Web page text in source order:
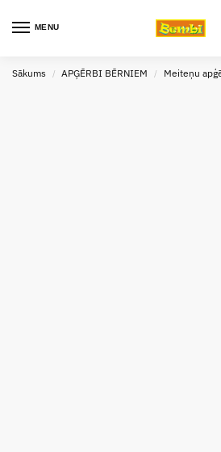
MENU
Sākums / APĢĒRBI BĒRNIEM / Meiteņu